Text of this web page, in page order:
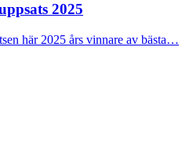
2025
här 2025 års vinnare av bästa…